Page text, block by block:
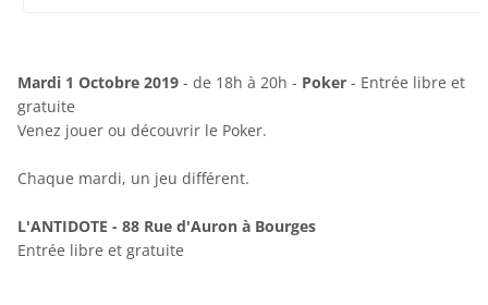
Mardi 1 Octobre 2019 - de 18h à 20h - Poker - Entrée libre et
gratuite
Venez jouer ou découvrir le Poker.
Chaque mardi, un jeu différent.
L'ANTIDOTE - 88 Rue d'Auron à Bourges
Entrée libre et gratuite